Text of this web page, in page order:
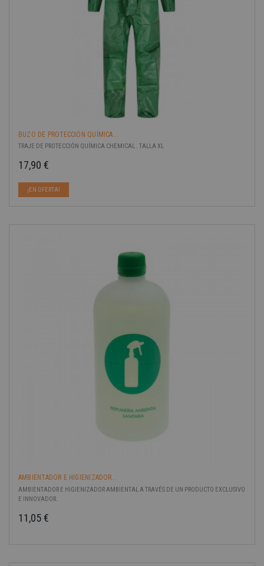
BUZO DE PROTECCIÓN QUÍMICA...
TRAJE DE PROTECCIÓN QUÍMICA CHEMICAL . TALLA XL
17,90 €
¡EN OFERTA!
AMBIENTADOR E HIGIENIZADOR...
AMBIENTADOR E HIGIENIZADOR AMBIENTAL A TRAVÉS DE UN PRODUCTO EXCLUSIVO
E INNOVADOR.
11,05 €